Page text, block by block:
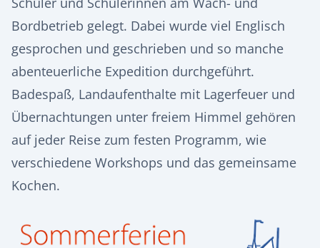
Bordbetrieb gelegt. Dabei wurde viel Englisch
gesprochen und geschrieben und so manche
abenteuerliche Expedition durchgeführt.
Badespaß, Landaufenthalte mit Lagerfeuer und
Übernachtungen unter freiem Himmel gehören
auf jeder Reise zum festen Programm, wie
verschiedene Workshops und das gemeinsame
Kochen.